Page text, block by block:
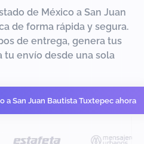
de México a San Juan
de forma rápida y segura.
de entrega, genera tus
tu envío desde una sola
a San Juan Bautista Tuxtepec ahora